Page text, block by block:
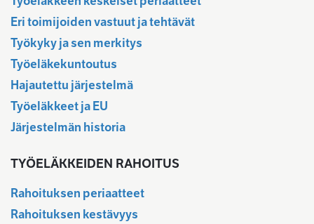
Eri toimijoiden vastuut ja tehtävät
Työkyky ja sen merkitys
Työeläkekuntoutus
Hajautettu järjestelmä
Työeläkkeet ja EU
Järjestelmän historia
TYÖELÄKKEIDEN RAHOITUS
Rahoituksen periaatteet
Rahoituksen kestävyys